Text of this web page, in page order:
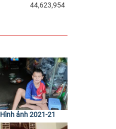
44,623,954
Hình ảnh 2021-21